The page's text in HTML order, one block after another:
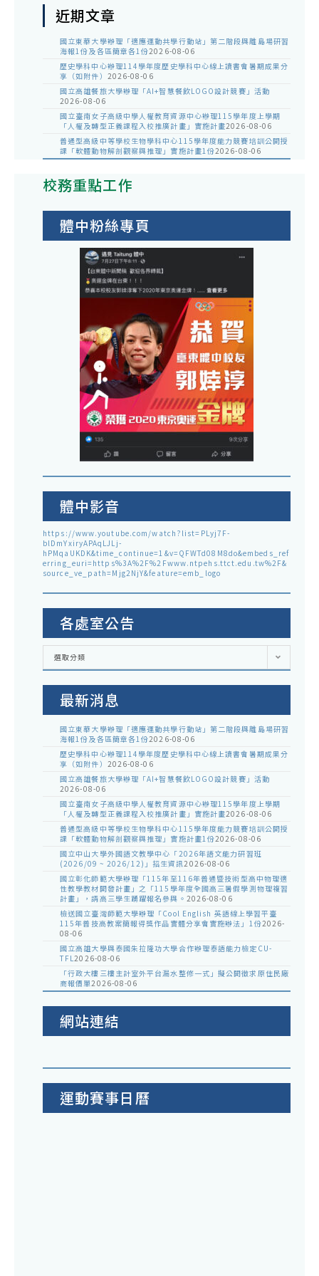
近期文章
國立東華大學辦理「適應運動共學行動站」第二階段與離島場研習
海報1份及各區簡章各1份2026-08-06
歷史學科中心辦理114學年度歷史學科中心線上讀書會暑期成果分
享（如附件） 2026-08-06
國立高雄餐旅大學辦理「AI+智慧餐飲LOGO設計競賽」活動
2026-08-06
國立臺南女子高級中學人權教育資源中心辦理115學年度上學期
「人權及轉型正義課程入校推廣計畫」實施計畫2026-08-06
普通型高級中等學校生物學科中心115學年度能力競賽培訓公開授
課「軟體動物解剖觀察與推理」實施計畫1份2026-08-06
校務重點工作
體中粉絲專頁
體中影音
https://www.youtube.com/watch?list=PLyj7F-
blDmYxiryAPAqLJLj-
hPMqaUKDK&time_continue=1&v=QFWTd08M8do&embeds_ref
erring_euri=https%3A%2F%2Fwww.ntpehs.ttct.edu.tw%2F&
source_ve_path=Mjg2NjY&feature=emb_logo
各處室公告
各
室
選取分類
最新消息
國立東華大學辦理「適應運動共學行動站」第二階段與離島場研習
海報1份及各區簡章各1份2026-08-06
歷史學科中心辦理114學年度歷史學科中心線上讀書會暑期成果分
享（如附件） 2026-08-06
國立高雄餐旅大學辦理「AI+智慧餐飲LOGO設計競賽」活動
2026-08-06
國立臺南女子高級中學人權教育資源中心辦理115學年度上學期
「人權及轉型正義課程入校推廣計畫」實施計畫2026-08-06
普通型高級中等學校生物學科中心115學年度能力競賽培訓公開授
課「軟體動物解剖觀察與推理」實施計畫1份2026-08-06
國立中山大學外國語文教學中心「2026年語文能力研習班
(2026/09 ~ 2026/12)」招生資訊2026-08-06
國立彰化師範大學辦理「115年至116年普通暨技術型高中物理適
性教學教材開發計畫」之「115學年度全國高三暑假學測物理複習
計畫」，請高三學生踴躍報名參與。 2026-08-06
檢送國立臺灣師範大學辦理「Cool English 英語線上學習平臺
115年普技高教案簡報得獎作品實體分享會實施辦法」1份2026-
08-06
國立高雄大學與泰國朱拉隆功大學合作辦理泰語能力檢定CU-
TFL2026-08-06
「行政大樓三樓主計室外平台漏水整修一式」擬公開徵求原住民廠
商報價單2026-08-06
網站連結
運動賽事日曆